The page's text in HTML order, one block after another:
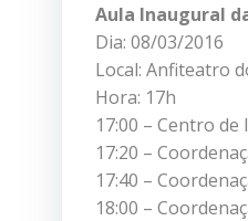
Aula Inaugural
Dia: 08/03/2016
Local: Anfiteatro
Hora: 17h
17:00 – Centro
17:20 –
17:40 –
18:00 –